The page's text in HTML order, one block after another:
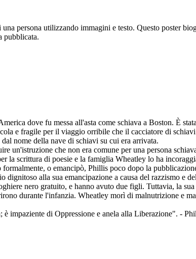
persona utilizzando immagini e testo. Questo poster
pubblicata.
dove fu messa all'asta come schiava a Boston. È
e fragile per il viaggio orribile che il cacciatore di
nome della nave di schiavi su cui era arrivata.
un'istruzione che non era comune per una persona
la scrittura di poesie e la famiglia Wheatley lo ha
o emancipò, Phillis poco dopo la
alla sua emancipazione a causa del razzismo e
nero gratuito, e hanno avuto due figli. Tuttavia, la
durante l'infanzia. Wheatley morì di malnutrizione e
impaziente di Oppressione e anela alla Liberazione". -